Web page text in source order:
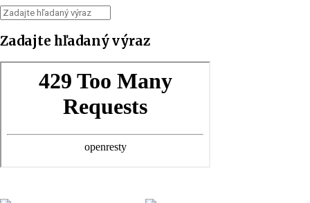
Zadajte hľadaný výraz